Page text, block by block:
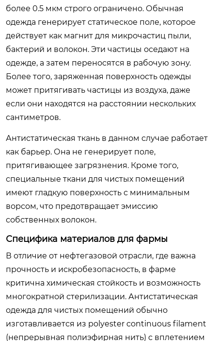
более 0.5 мкм строго ограничено. Обычная
одежда генерирует статическое поле, которое
действует как магнит для микрочастиц пыли,
бактерий и волокон. Эти частицы оседают на
одежде, а затем переносятся в рабочую зону.
Более того, заряженная поверхность одежды
может притягивать частицы из воздуха, даже
если они находятся на расстоянии нескольких
сантиметров.
Антистатическая ткань в данном случае работает
как барьер. Она не генерирует поле,
притягивающее загрязнения. Кроме того,
специальные ткани для чистых помещений
имеют гладкую поверхность с минимальным
ворсом, что предотвращает эмиссию
собственных волокон.
Специфика материалов для фармы
В отличие от нефтегазовой отрасли, где важна
прочность и искробезопасность, в фарме
критична химическая стойкость и возможность
многократной стерилизации. Антистатическая
одежда для чистых помещений обычно
изготавливается из polyester continuous filament
(непрерывная полиэфирная нить) с вплетением